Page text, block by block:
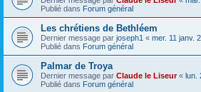
Publié dans Forum général
Les chrétiens de Bethléem
Dernier message par joseph1 « mer. 11 janv.
Publié dans Forum général
Palmar de Troya
Dernier message par Claude le Liseur« lun.
Publié dans Forum général